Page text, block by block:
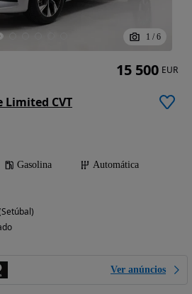
1 / 6
Limited CVT
Gasolina
Automática
Ver anúncios
15 500 EUR